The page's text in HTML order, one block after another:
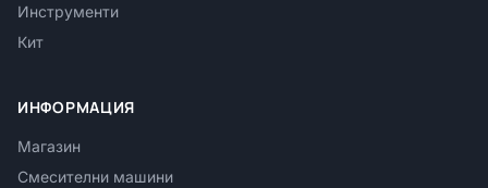
Инструменти
Кит
ИНФОРМАЦИЯ
Магазин
Смесителни машини